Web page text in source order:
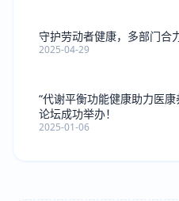
守护劳动者健康，多部门合
2025-04-29
“代谢平衡功能健康助力医
论坛成功举办！
2025-01-06